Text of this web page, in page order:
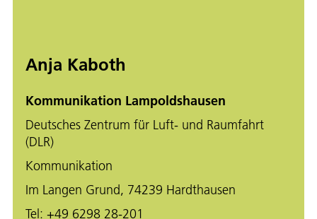
Anja Kaboth
Kommunikation Lampoldshausen
Deutsches Zentrum für Luft- und Raumfahrt
(DLR)
Kommunikation
Im Langen Grund, 74239 Hardthausen
Tel: +49 6298 28-201